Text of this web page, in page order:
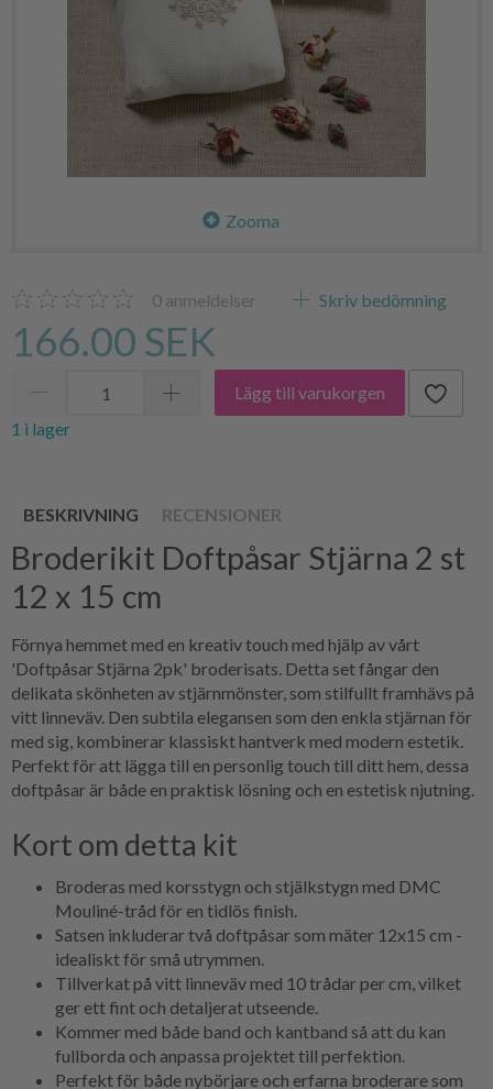
Zooma
0 anmeldelser Skriv bedömning
166.00 SEK
Lägg till varukorgen
1 i lager
BESKRIVNING RECENSIONER
Broderikit Doftpåsar Stjärna 2 st
12 x 15 cm
Förnya hemmet med en kreativ touch med hjälp av vårt
'Doftpåsar Stjärna 2pk' broderisats. Detta set fångar den
delikata skönheten av stjärnmönster, som stilfullt framhävs på
vitt linneväv. Den subtila elegansen som den enkla stjärnan för
med sig, kombinerar klassiskt hantverk med modern estetik.
Perfekt för att lägga till en personlig touch till ditt hem, dessa
doftpåsar är både en praktisk lösning och en estetisk njutning.
Kort om detta kit
Broderas med korsstygn och stjälkstygn med DMC
Mouliné-tråd för en tidlös finish.
Satsen inkluderar två doftpåsar som mäter 12x15 cm -
idealiskt för små utrymmen.
Tillverkat på vitt linneväv med 10 trådar per cm, vilket
ger ett fint och detaljerat utseende.
Kommer med både band och kantband så att du kan
fullborda och anpassa projektet till perfektion.
Perfekt för både nybörjare och erfarna broderare som